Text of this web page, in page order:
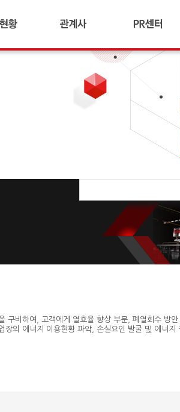
소 소개
SAC HOLDINGS
SAC METAL
SAC SUZHOU
공지사항
갤러리
수상 및 인증
CI소개
구비하여, 고객에게 열효율 향상 부문, 폐열회수 방
장의 에너지 이용현황 파악, 손실요인 발굴 및 에너지